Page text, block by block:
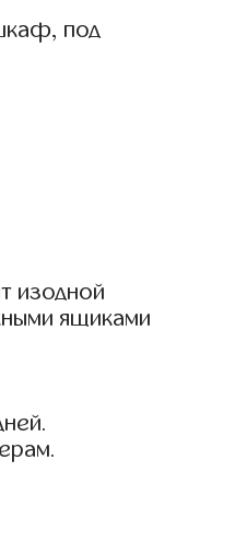
под
изодной
ящиками